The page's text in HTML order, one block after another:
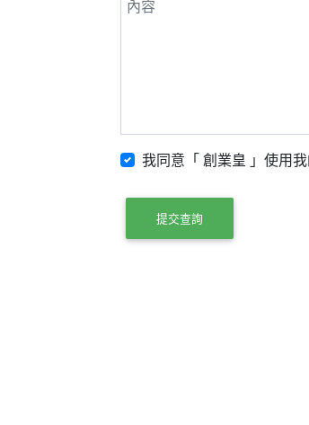
我同意「 創業皇 」使用
提交查詢